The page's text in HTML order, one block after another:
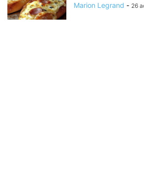
Marion Legrand - 26